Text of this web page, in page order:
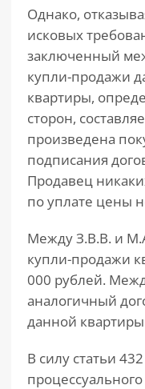
Однако,
исковых
заключенный
купли-продажи
квартиры,
сторон,
произведена
подписания
Продавец
по уплате цены
Между З.В.В. и
купли-продажи
000 рублей.
аналогичный
данной
В силу статьи